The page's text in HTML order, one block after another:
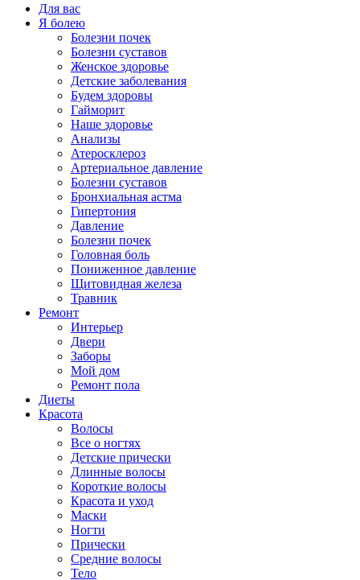
Для вас
Я болею
Болезни почек
Болезни суставов
Женское здоровье
Детские заболевания
Будем здоровы
Гайморит
Наше здоровье
Анализы
Атеросклероз
Артериальное давление
Болезни суставов
Бронхиальная астма
Гипертония
Давление
Болезни почек
Головная боль
Пониженное давление
Щитовидная железа
Травник
Ремонт
Интерьер
Двери
Заборы
Мой дом
Ремонт пола
Диеты
Красота
Волосы
Все о ногтях
Детские прически
Длинные волосы
Короткие волосы
Красота и уход
Маски
Ногти
Прически
Средние волосы
Тело